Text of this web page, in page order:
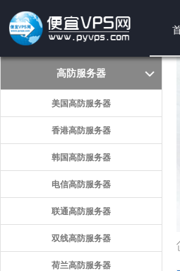
高防服务器
美国高防服务器
香港高防服务器
韩国高防服务器
电信高防服务器
联通高防服务器
双线高防服务器
荷兰高防服务器